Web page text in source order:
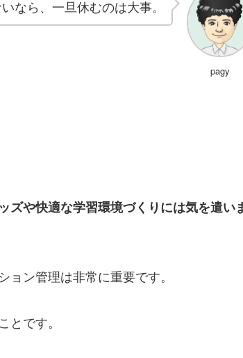
pagy
なら、一旦休むのは大事。
ズや快適な学習環境づくりには気を遣い
ン管理は非常に重要です。
です。